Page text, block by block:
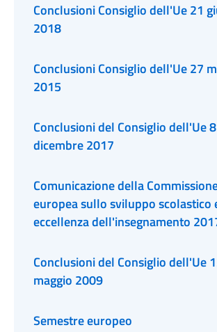
Conclusioni Consiglio dell'Ue 21
2018
Conclusioni Consiglio dell'Ue 27
2015
Conclusioni del Consiglio dell'Ue 8
dicembre 2017
Comunicazione della
europea sullo sviluppo scolastico
eccellenza dell'insegnamento
Conclusioni del Consiglio dell'Ue
maggio 2009
Semestre europeo